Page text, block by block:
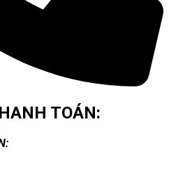
TOÁN: